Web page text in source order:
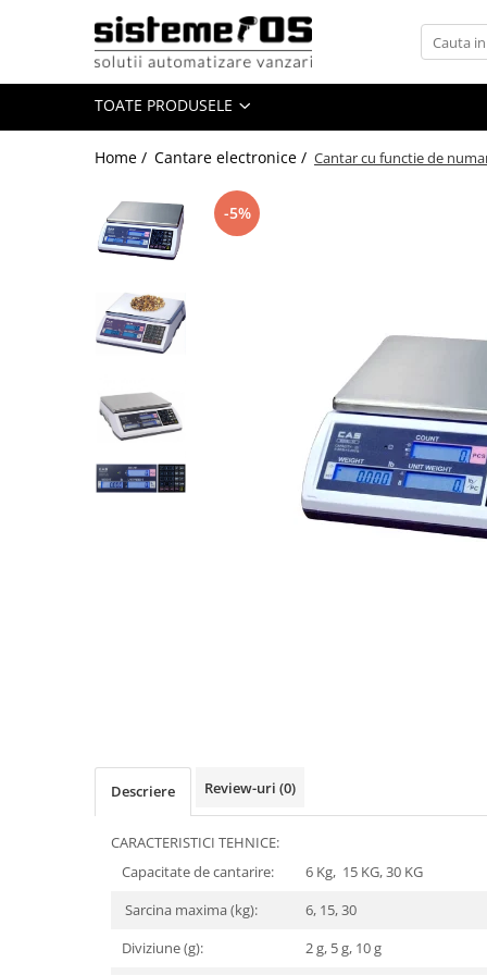
Toate Produsele
Case marcat fiscale
Cantare comerciale
Cantare cu etichetare
Cantare industriale
Cantare Numaratoare
Cantare precizie
Cantare verificare
Procesare numerar
Masini numarat banii
Scannere documente profesionale
Cititoare coduri bare 1D cu fir
Cititoare coduri bare 2D cu fir
Cititoare coduri bare fixe
TOATE PRODUSELE
Home / Cantare electronice / Cantar cu functie de
-5%
Descriere Review-uri (0)
CARACTERISTICI TEHNICE:
Capacitate de cantarire:
6 Kg, 15 KG, 30 KG
Sarcina maxima (kg):
6, 15, 30
Diviziune (g):
2 g, 5 g, 10 g